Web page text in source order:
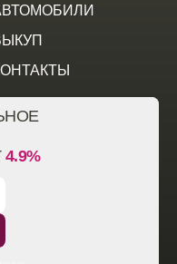
4.9%